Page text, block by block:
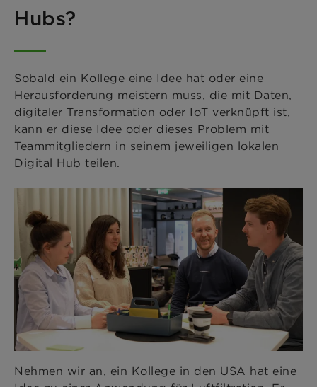
Hubs?
Sobald ein Kollege eine Idee hat oder eine
Herausforderung meistern muss, die mit Daten,
digitaler Transformation oder IoT verknüpft ist,
kann er diese Idee oder dieses Problem mit
Teammitgliedern in seinem jeweiligen lokalen
Digital Hub teilen.
Nehmen wir an, ein Kollege in den USA hat eine